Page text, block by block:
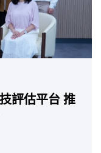
港收生之冠
醫狀元六成
考生佔學額
評估平台 推
糖尿黃斑水
短患者輪
界最高榮譽
醫藥衞生領
獎學金」嘉
出課堂放眼
精準辨識
點」 降低人
鼠實驗證實
神經保護療
藥性機制 揭
新功能助癌
跨國肺癌研
七年無惡化
有望變成
傑出領袖
洲糖尿病教
討私人醫療
究員 榮獲國
講座
用」研究突
嚴重中風康